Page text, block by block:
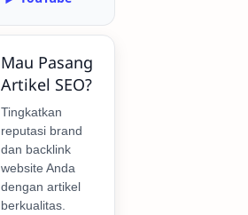
Mau Pasang
Artikel SEO?
Tingkatkan
reputasi brand
dan backlink
website Anda
dengan artikel
berkualitas.